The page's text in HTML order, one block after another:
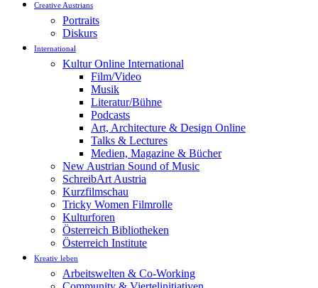
Creative Austrians
Portraits
Diskurs
International
Kultur Online International
Film/Video
Musik
Literatur/Bühne
Podcasts
Art, Architecture & Design Online
Talks & Lectures
Medien, Magazine & Bücher
New Austrian Sound of Music
SchreibArt Austria
Kurzfilmschau
Tricky Women Filmrolle
Kulturforen
Österreich Bibliotheken
Österreich Institute
Kreativ leben
Arbeitswelten & Co-Working